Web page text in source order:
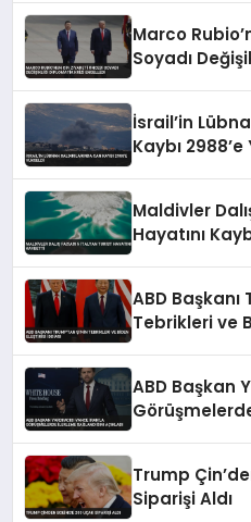
Marco
Soyadı
İsrail’in
Kaybı
Maldivler
Hayatını
ABD Başkanı
Tebrikleri ve
ABD Başkan
Trump
Siparişi Aldı